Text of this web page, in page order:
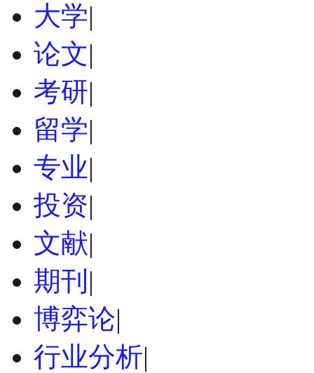
大学|
论文|
考研|
留学|
专业|
投资|
文献|
期刊 |
博弈论|
行业分析|